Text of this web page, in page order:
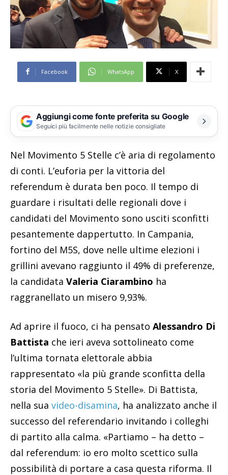
Facebook WhatsApp X
Aggiungi come fonte preferita su Google
Seguici più facilmente nelle notizie consigliate
Nel Movimento 5 Stelle c’è aria di regolamento
di conti. L’euforia per la vittoria del
referendum è durata ben poco. Il tempo di
guardare i risultati delle regionali dove i
candidati del Movimento sono usciti sconfitti
pesantemente dappertutto. In Campania,
fortino del M5S, dove nelle ultime elezioni i
grillini avevano raggiunto il 49% di preferenze,
la candidata Valeria Ciarambino ha
raggranellato un misero 9,93%.
Ad aprire il fuoco, ci ha pensato Alessandro Di
Battista che ieri aveva sottolineato come
l’ultima tornata elettorale abbia
rappresentato «la più grande sconfitta della
storia del Movimento 5 Stelle». Di Battista,
nella sua video-disamina, ha analizzato anche il
successo del referendario invitando i colleghi
di partito alla calma. «Partiamo – ha detto –
dal referendum: io ero molto scettico sulla
possibilità di portare a casa questa riforma. Il